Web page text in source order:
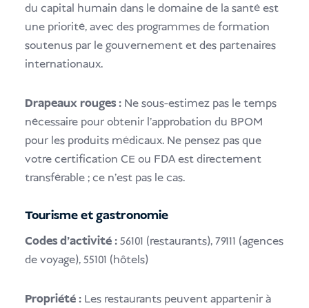
du capital humain dans le domaine de la santé est
une priorité, avec des programmes de formation
soutenus par le gouvernement et des partenaires
internationaux.
Drapeaux rouges : Ne sous-estimez pas le temps
nécessaire pour obtenir l'approbation du BPOM
pour les produits médicaux. Ne pensez pas que
votre certification CE ou FDA est directement
transférable ; ce n'est pas le cas.
Tourisme et gastronomie
Codes d'activité :56101 (restaurants), 79111 (agences
de voyage), 55101 (hôtels)
Propriété : Les restaurants peuvent appartenir à